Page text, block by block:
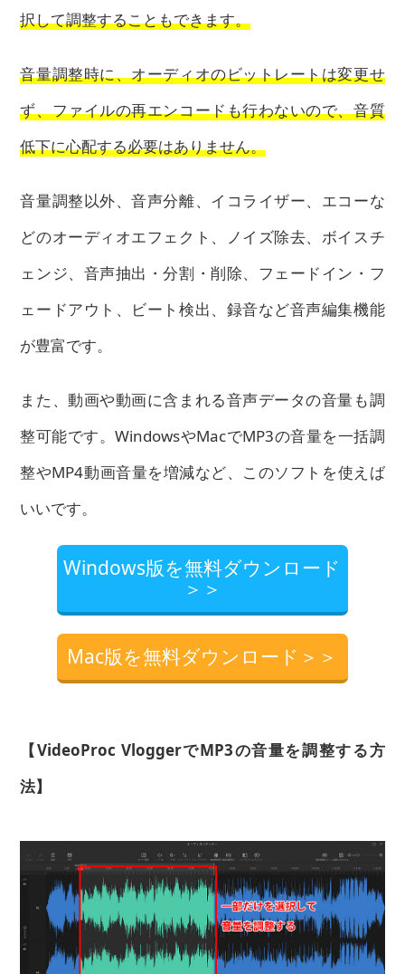
択して調整することもできます。
音量調整時に、オーディオのビットレートは変更せ
ず、ファイルの再エンコードも行わないので、音質
低下に心配する必要はありません。
音量調整以外、音声分離、イコライザー、エコーな
どのオーディオエフェクト、ノイズ除去、ボイスチ
ェンジ、音声抽出・分割・削除、フェードイン・フ
ェードアウト、ビート検出、録音など音声編集機能
が豊富です。
また、動画や動画に含まれる音声データの音量も調
整可能です。WindowsやMacでMP3の音量を一括調
整やMP4動画音量を増減など、このソフトを使えば
いいです。
Windows版を無料ダウンロード
＞＞
Mac版を無料ダウンロード＞＞
【VideoProc VloggerでMP3の音量を調整する方
法】